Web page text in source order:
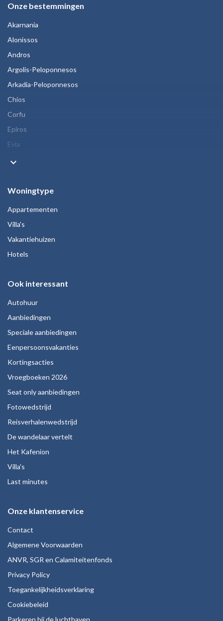
Onze bestemmingen
Akarnania
Alonissos
Andros
Argolis-Peloponnesos
Arkadia-Peloponnesos
Chios
Corfu
Epiros
Evia
keyboard_arrow_down
Woningtype
Appartementen
Villa's
Vakantiehuizen
Hotels
Ook interessant
Autohuur
Aanbiedingen
Speciale aanbiedingen
Eenpersoonsvakanties
Kortingsacties
Vroegboeken 2026
Seat only aanbiedingen
Fotowedstrijd
Reisverhalenwedstrijd
De wandelaar vertelt
Het Kafenion
Villa's
Last minutes
Onze klantenservice
Contact
Algemene Voorwaarden
ANVR, SGR en Calamiteitenfonds
Privacy Policy
Toegankelijkheidsverklaring
Cookiebeleid
Parkeren bij de luchthaven